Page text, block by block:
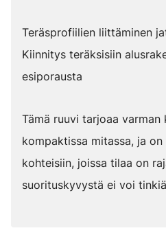
Teräsprofiilien liittäminen
Kiinnitys teräksisiin
esiporausta
Tämä ruuvi tarjoaa varman
kompaktissa mitassa, ja on
kohteisiin, joissa tilaa on
suorituskyvystä ei voi